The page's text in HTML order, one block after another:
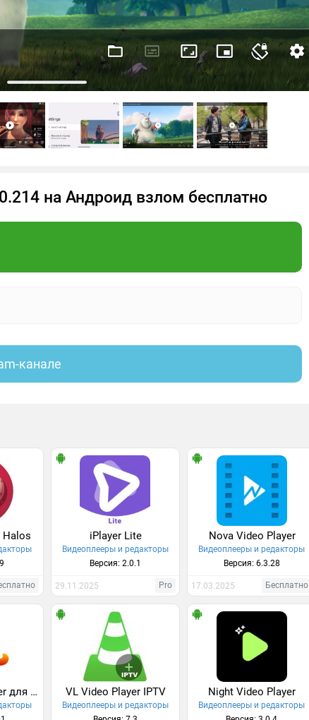
на Андроид взлом бесплатно
канале
Halos iPlayer Lite
Видеоплееры и редакторы
Версия: 2.0.1
29.11.2025 Pro
Nova Video Player
Видеоплееры и редакторы
Версия: 6.3.28
17.03.2025 Бесплатно
Vimu Media Player для ТВ VL Video Player IPTV
Видеоплееры и редакторы
Night Video Player
Видеоплееры и редакторы